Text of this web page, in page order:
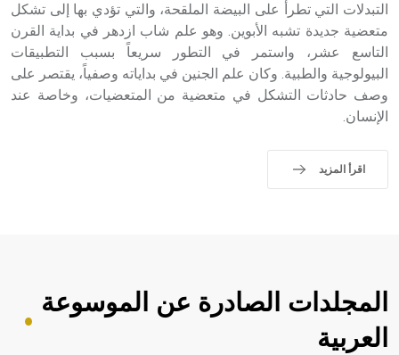
- هل تعلم أن أبجر Abgar اسم معروف جيداً يعود إلى عدد من
الملوك الذين حكموا مدينة إديسا (الرها) من أبجر الأول وحتى
التاسع، وهم ينتسبون إلى أسرة أوسروين
التبدلات التي تطرأ على البيضة الملقحة، والتي تؤدي بها إلى تشكل
متعضية جديدة تشبه الأبوين. وهو علم شاب ازدهر في بداية القرن
التاسع عشر، واستمر في التطور سريعاً بسبب التطبيقات
البيولوجية والطبية. وكان علم الجنين في بداياته وصفياً، يقتصر على
وصف حادثات التشكل في متعضية من المتعضيات، وخاصة عند
الإنسان.
اقرأ المزيد
المجلدات الصادرة عن الموسوعة
العربية